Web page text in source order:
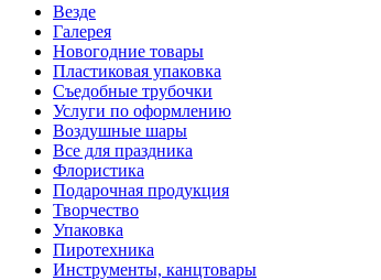
Везде
Галерея
Новогодние товары
Пластиковая упаковка
Съедобные трубочки
Услуги по оформлению
Воздушные шары
Все для праздника
Флористика
Подарочная продукция
Творчество
Упаковка
Пиротехника
Инструменты, канцтовары